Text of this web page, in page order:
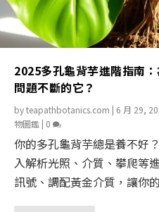
2025多孔龜背芋進階指南
問題不斷的它？
byteapathbotanics.com | 6 月 29,
物圖鑑 | 0
你的多孔龜背芋總是養不好
入解析光照、介質、攀爬等
訊號、調配黃金介質，讓你